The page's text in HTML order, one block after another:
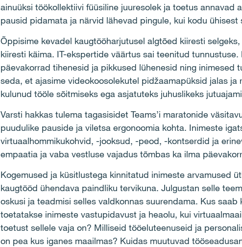
ainuüksi töökollektiivi füüsiline juuresolek ja toetus annavad
pausid pidamata ja närvid lähevad pingule, kui kodu
Õppisime kevadel kaugtööharjutusel algtõed kiiresti
kiiresti käima. IT-ekspertide väärtus sai teenitud
päevakorrad tihenesid ja pikkused lühenesid ning inimesed
seda, et ajasime videokoosolekutel pidžaamapüksid jalas
kulunud tööle sõitmiseks ega asjatuteks juhuslikeks
Varsti hakkas tulema tagasisidet Teams’i maratonide
puudulike pauside ja viletsa ergonoomia kohta. Inimeste
virtuaalhommikukohvid, -jooksud, -peod, -kontserdid ja
empaatia ja vaba vestluse vajadus tõmbas ka ilma
Kogemused ja küsitlustega kinnitatud inimeste arvamused
kaugtööd ühendava paindliku tervikuna. Julgustan selle
oskusi ja teadmisi selles valdkonnas suurendama. Kus
toetatakse inimeste vastupidavust ja heaolu, kui
toetust sellele vaja on? Milliseid tööeluteenuseid ja
on pea kus iganes maailmas? Kuidas muutuvad